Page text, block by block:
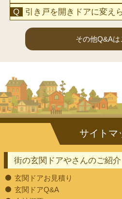
引き戸を開きドアに変え
その他Q&Aは
街の玄関ドアやさんのご紹介
玄関ドアお見積り
玄関ドアQ&A